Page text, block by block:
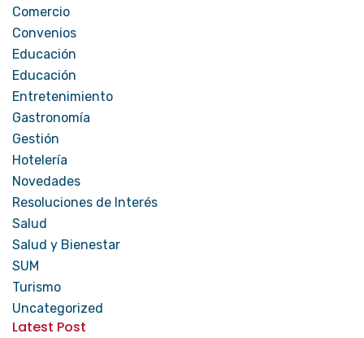
Comercio
Convenios
Educación
Educación
Entretenimiento
Gastronomía
Gestión
Hotelería
Novedades
Resoluciones de Interés
Salud
Salud y Bienestar
SUM
Turismo
Uncategorized
Latest Post